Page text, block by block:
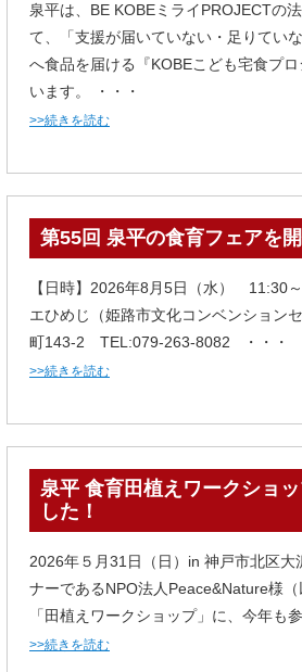
泉平は、BE KOBEミライPROJECTの
て、「支援が届いていない・足りてい
へ食品を届ける『KOBEこども宅食プ
います。 ・・・
>>続きを読む
第55回 泉平の食育フェアを
【日時】2026年8月5日（水） 11:30
エひめじ（姫路市文化コンベンション
町143-2 TEL:079-263-8082 ・・・
>>続きを読む
泉平 食育田植えワークショ
した！
2026年５月31日（日）in 神戸市北区大
ナーであるNPO法人Peace&Nature様
「田植えワークショップ」に、今年も
>>続きを読む